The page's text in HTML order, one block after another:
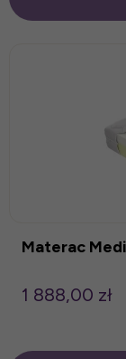
Materac
1 888,00 zł